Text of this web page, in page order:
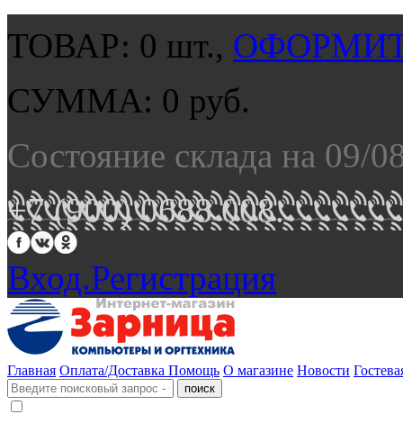
ТОВАР: 0 шт.,
СУММА: 0 руб.
Состояние склада на 09/
+7 (900) 0688 008.
Вход.Регистрация
Главная Оплата/Доставка Помощь О магазине Новости